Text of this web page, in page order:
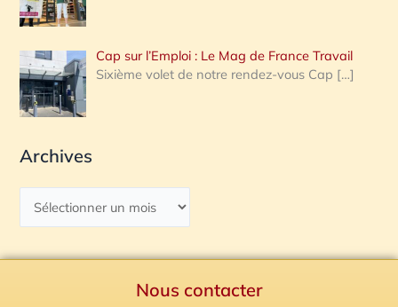
Cap sur l’Emploi : Le Mag de France Travail
Sixième volet de notre rendez-vous Cap […]
Archives
Nous contacter